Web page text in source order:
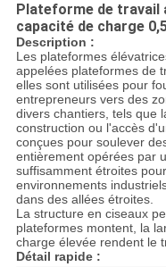
Plateforme de travail
capacité de charge
Description :
Les plateformes
appelées plateformes de
elles sont utilisées pour
entrepreneurs vers des
divers chantiers, tels que
construction ou l'accès
conçues pour soulever
entièrement opérées par
suffisamment étroites
environnements
dans des allées étroites.
La structure en ciseaux
plateformes montent, la
charge élevée rendent le
Détail rapide :